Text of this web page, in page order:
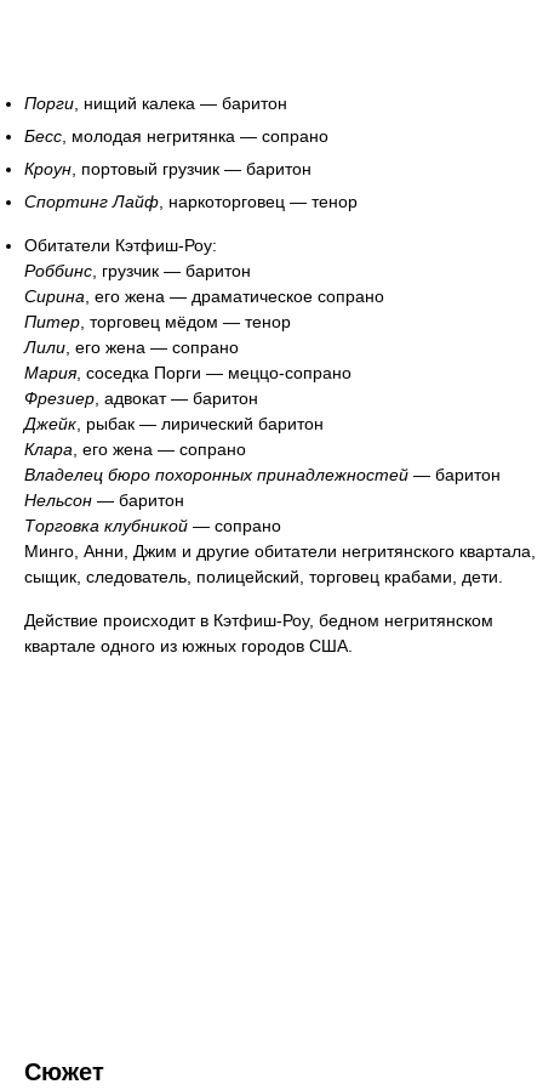
Порги , нищий калека ― баритон
Бесс , молодая негритянка ― сопрано
Кроун , портовый грузчик ― баритон
Спортинг Лайф , наркоторговец ― тенор
Обитатели Кэтфиш-Роу:
Роббинс , грузчик ― баритон
Сирина , его жена ― драматическое сопрано
Питер , торговец мёдом ― тенор
Лили , его жена ― сопрано
Мария, соседка Порги ― меццо-сопрано
Фрезиер , адвокат ― баритон
Джейк , рыбак ― лирический баритон
Клара , его жена ― сопрано
Владелец бюро похоронных принадлежностей ― баритон
Нельсон ― баритон
Торговка клубникой ― сопрано
Минго, Анни, Джим и другие обитатели негритянского квартала,
сыщик, следователь, полицейский, торговец крабами, дети.
Действие происходит в Кэтфиш-Роу, бедном негритянском
квартале одного из южных городов США.
Сюжет